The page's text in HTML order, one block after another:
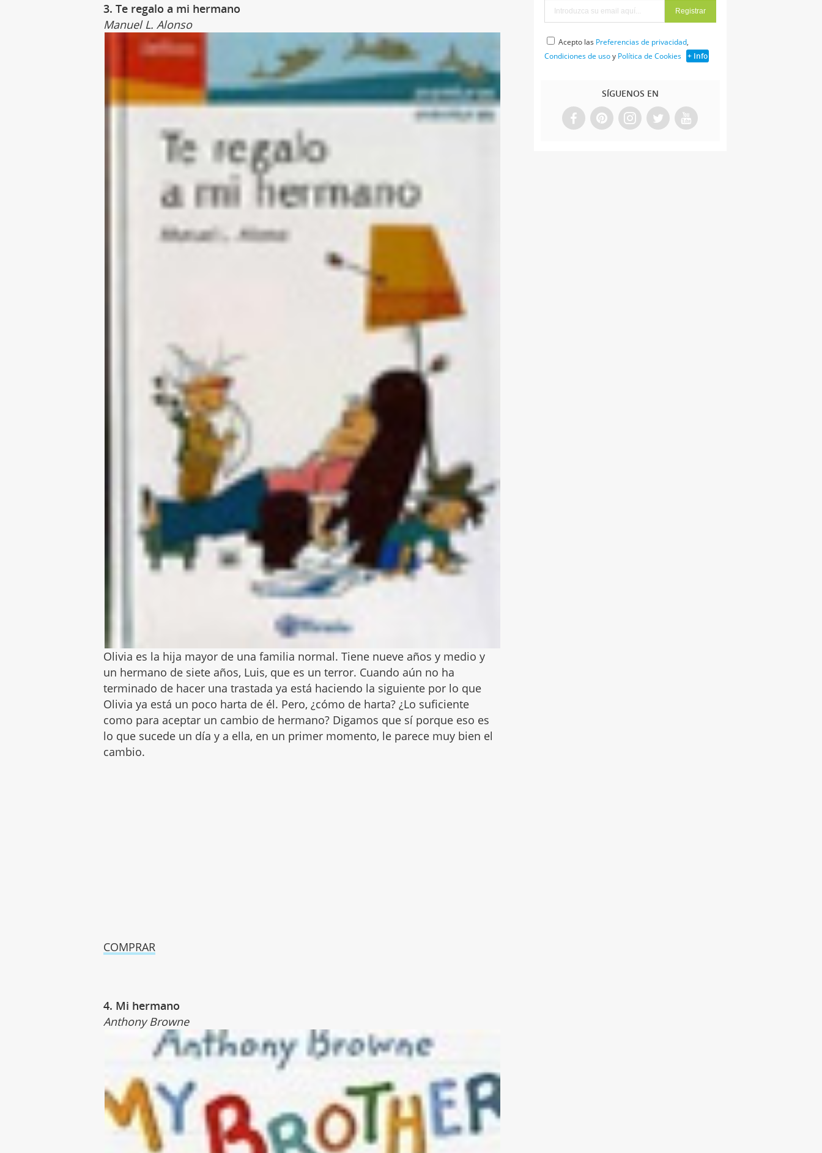
3. Te regalo a mi hermano
Manuel L. Alonso
Olivia es la hija mayor de una familia normal. Tiene nueve años y medio y
un hermano de siete años, Luis, que es un terror. Cuando aún no ha
terminado de hacer una trastada ya está haciendo la siguiente por lo que
Olivia ya está un poco harta de él. Pero, ¿cómo de harta? ¿Lo suficiente
como para aceptar un cambio de hermano? Digamos que sí porque eso es
lo que sucede un día y a ella, en un primer momento, le parece muy bien el
cambio.
COMPRAR
4. Mi hermano
Anthony Browne
Acepto las Preferencias de privacidad,
Condiciones de usoy Política de Cookies + Info
SÍGUENOS EN